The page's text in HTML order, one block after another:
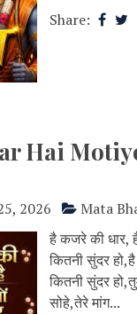
Share:
Hai
2026
Mata
है कजरे की धार,
कितनी सुंदर
कितनी सुंदर
सोहे,तेरे मांग...